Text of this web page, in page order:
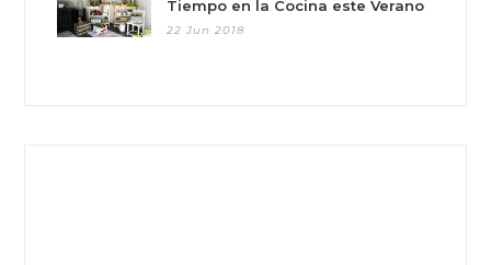
Tiempo en la Cocina este Verano
22 Jun 2018